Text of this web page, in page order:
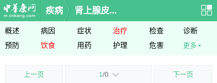
疾病 肾上腺皮...
概述 病因 症状 治疗 检查
诊断
预防
饮食 用药 护理 危害 更多
上一页 1/0 下一页